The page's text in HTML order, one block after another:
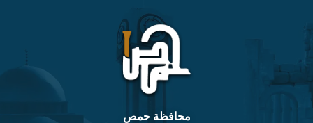
content
main
navigation
footer
محافظة حمص